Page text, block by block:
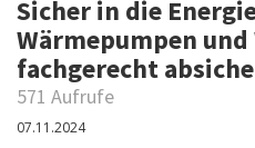
Sicher in die
Wärmepumpen und
fachgerecht
571 Aufrufe
07.11.2024